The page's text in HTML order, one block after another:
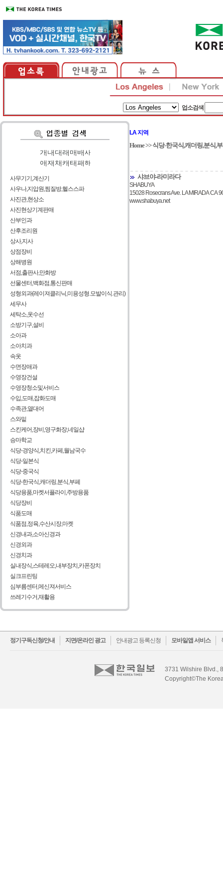
업소검색
가| 나| 다| 라| 마| 바| 사
아| 자| 차| 카| 타| 파| 하
사무기기,계산기
사우나,지압원,찜질방,헬스스파
사진관,현상소
사진현상기계판매
산부인과
산후조리원
상사,지사
상점장비
상해병원
서점,출판사,만화방
선물센터,백화점,통신판매
성형외과(레이져클리닉,미용성형.모발이식.관리)
세무사
세탁소,옷수선
소방기구,설비
소아과
소아치과
속옷
수면장애과
수영장건설
수영장청소및서비스
수입,도매,잡화도매
수족관,열대어
스와밑
스킨케어,장비,영구화장,네일샵
승마학교
식당-경양식,치킨,카페,월남국수
식당-일본식
식당-중국식
식당-한국식,캐더링,분식,부페
식당용품,마켓서플라이,주방용품
식당장비
식품도매
식품점,정육,수산시장,마켓
신경내과,소아신경과
신경외과
신경치과
실내장식,스테레오,내부장치,카폰장치
실크프린팅
심부름센터,메신져서비스
쓰레기수거,재활용
LA 지역
Home>>식당-한국식,캐더링,분식,
샤브야-라미라다
SHABUYA
15028 Rosecrans Ave. LA MIRADA CA
www.shabuya.net
정기구독신청/안내 지면/온라인 광고 안내광고 등록신청 모바일앱 서비스
facebook
twitter
3731 Wilshire Blvd.,
Copyright©The